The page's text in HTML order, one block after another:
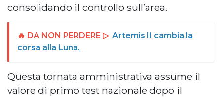
consolidando il controllo sull’area.
🔥 DA NON PERDERE ▷ Artemis II cambia la
corsa alla Luna.
Questa tornata amministrativa assume il
valore di primo test nazionale dopo il